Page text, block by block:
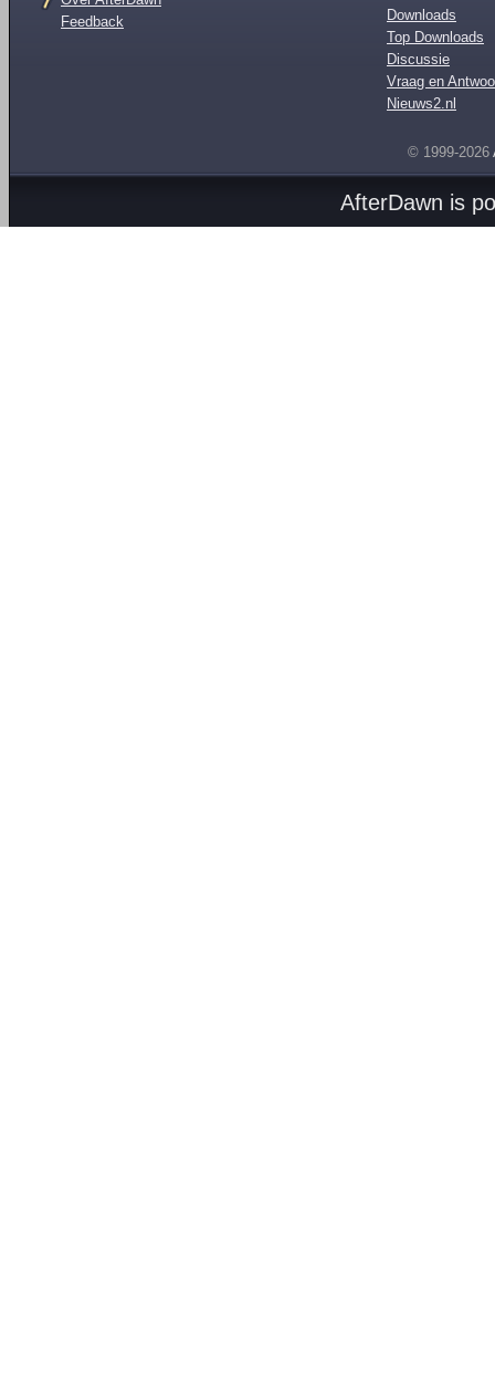
Feedback
Downloads
Top Downloads
Discussie
Vraag en
Nieuws2.nl
© 1999-2026
AfterDawn is